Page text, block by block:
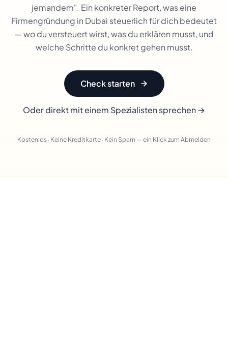
jemandem". Ein konkreter Report, was eine
Firmengründung in Dubai steuerlich für dich bedeutet
— wo du versteuert wirst, was du erklären musst, und
welche Schritte du konkret gehen musst.
Check starten
Oder direkt mit einem Spezialisten sprechen →
Kostenlos · Keine Kreditkarte · Kein Spam — ein Klick zum Abmelden